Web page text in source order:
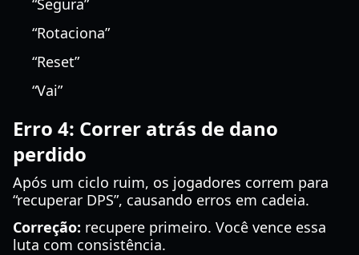
“Segura”
“Rotaciona”
“Reset”
“Vai”
Erro 4: Correr atrás de dano
perdido
Após um ciclo ruim, os jogadores correm para
“recuperar DPS”, causando erros em cadeia.
Correção: recupere primeiro. Você vence essa
luta com consistência.